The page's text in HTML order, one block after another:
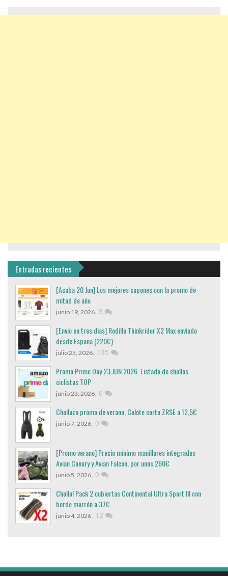
Entradas recientes
[Acaba 20 Jun] Los mejores cupones con la promo de
mitad de año
junio 19, 2026 3
[Envio en tres dias] Rodillo Thinkrider X2 Max enviado
desde España (220€)
julio 25, 2026 135
Promo Prime Day 23 JUN 2026. Listado de chollos
ciclistas TOP
junio 23, 2026 0
Chollazo promo de verano, Culote corto ZRSE a 12,5€
junio 7, 2026 0
[Promo verano] Precio mínimo manillares integrados
Avian Canary y Avian Falcon, por unos 260€
junio 5, 2026 0
Chollo! Pack 2 cubiertas Continental Ultra Sport III con
borde marrón a 37€
junio 4, 2026 12